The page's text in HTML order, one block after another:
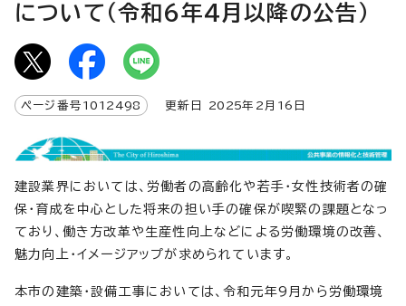
について（令和6年4月以降の公告）
ページ番号 1012498 更新日 2025年2月 16 日
建設業界においては、労働者の高齢化や若手・女性技術者の確
保・育成を中心とした将来の担い手の確保が喫緊の課題となっ
ており、働き方改革や生産性向上などによる労働環境の改善、
魅力向上・イメージアップが求められています。
本市の建築・設備工事においては、令和元年9月から労働環境